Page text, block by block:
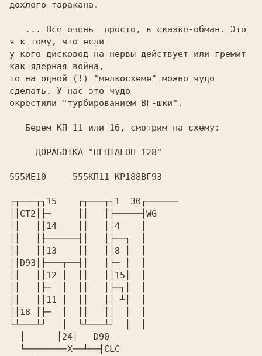
дохлого таракана.
я к тому, что если
у кого дисковод на нервы действует или гремит
как ядерная война,
то на одной (!) "мелкосхеме" можно чудо
сделать. У нас это чудо
окрестили "турбированием ВГ-шки".
555ИЕ10     555КП11 КР188ВГ93
┌┬───┬┐15    ┌┬───┬┐1  30┌──────
││СТ2│├─     ││   │├─────┤WG
││   ││14    ││   ││4    │
││   │├──────┤│   │├──┐  │
││   ││13    ││   ││8 │  │
││D93│├───┬──┤│   │├─ │  │
││   ││12 │  ││   ││15│  │
││   │├─  │  ││   │├─┐│  │
││   ││11 │  ││   ││ ┴│  │
││18 │├─  │  ││   ││  │  │
└┴───┴┘   │  └┴───┴┘  │  │